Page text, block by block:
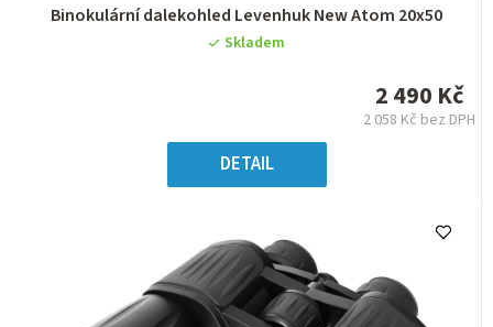
Průměrné
hodnocení
5
hvězdiček.
Binokulární dalekohled Levenhuk New Atom 20x50
Skladem
2 490 Kč
2 058 Kč bez DPH
DETAIL